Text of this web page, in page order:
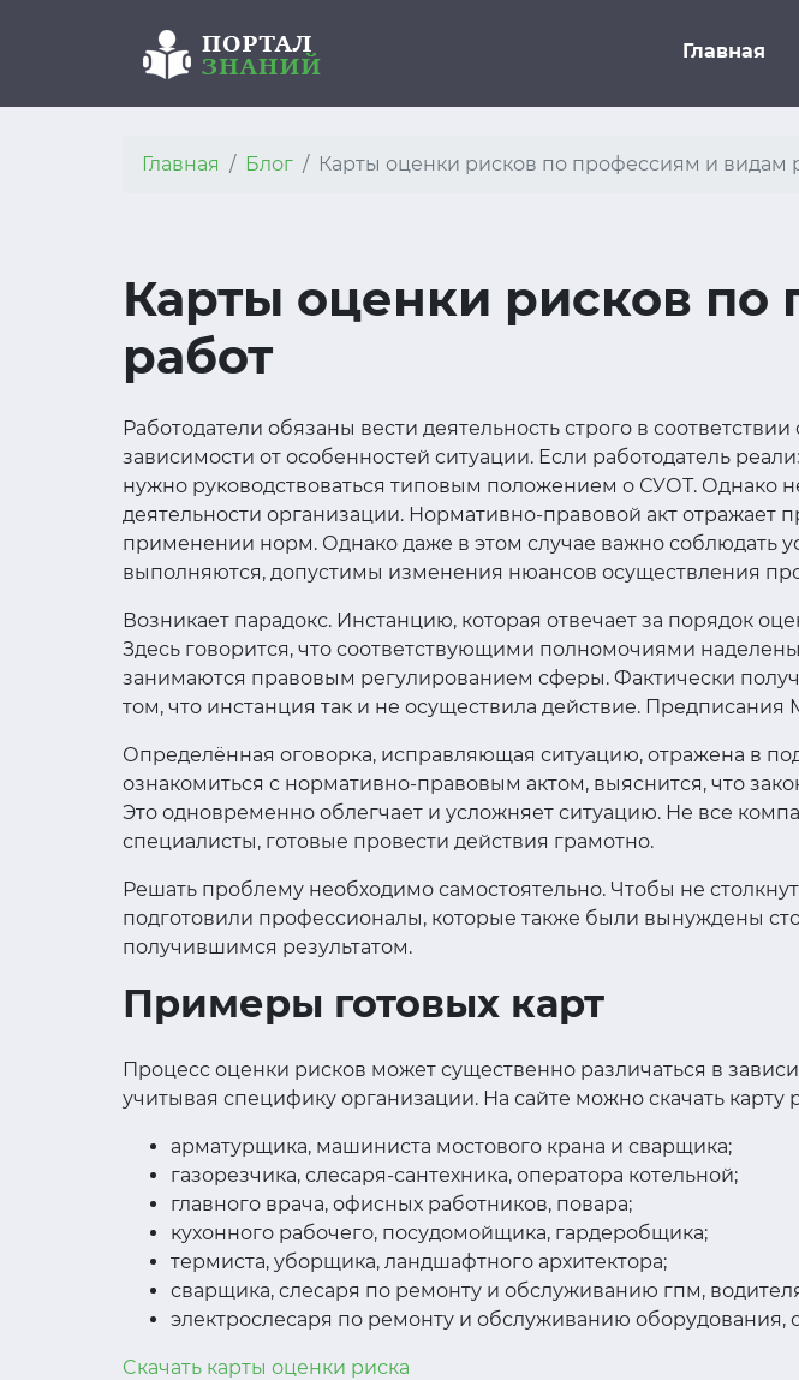
Главная
Главная Блог Карты оценки рисков по профессиям и видам
Карты оценки рисков
работ
Работодатели обязаны вести деятельность строго в
зависимости от особенностей ситуации. Если работодатель
нужно руководствоваться типовым положением о СУОТ. Однако
деятельности организации. Нормативно-правовой акт отражает
применении норм. Однако даже в этом случае важно соблюдать
выполняются, допустимы изменения нюансов осуществления
Возникает парадокс. Инстанцию, которая отвечает за порядок
Здесь говорится, что соответствующими полномочиями
занимаются правовым регулированием сферы. Фактически
том, что инстанция так и не осуществила действие.
Определённая оговорка, исправляющая ситуацию, отражена в
ознакомиться с нормативно-правовым актом, выяснится, что
Это одновременно облегчает и усложняет ситуацию. Не все
специалисты, готовые провести действия грамотно.
Решать проблему необходимо самостоятельно. Чтобы не
подготовили профессионалы, которые также были вынуждены
получившимся результатом.
Примеры готовых карт
Процесс оценки рисков может существенно различаться в
учитывая специфику организации. На сайте можно скачать карту
арматурщика, машиниста мостового крана и сварщика;
газорезчика, слесаря-сантехника, оператора котельной;
главного врача, офисных работников, повара;
кухонного рабочего, посудомойщика, гардеробщика;
термиста, уборщика, ландшафтного архитектора;
сварщика, слесаря по ремонту и обслуживанию гпм,
электрослесаря по ремонту и обслуживанию оборудования,
Cкачать карты оценки риска